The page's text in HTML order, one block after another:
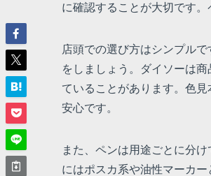
に確認することが大切です
店頭での選び方はシンプル
をしましょう。ダイソーは
ていることがあります。色
安心です。
また、ペンは用途ごとに分
にはポスカ系や油性マーカ